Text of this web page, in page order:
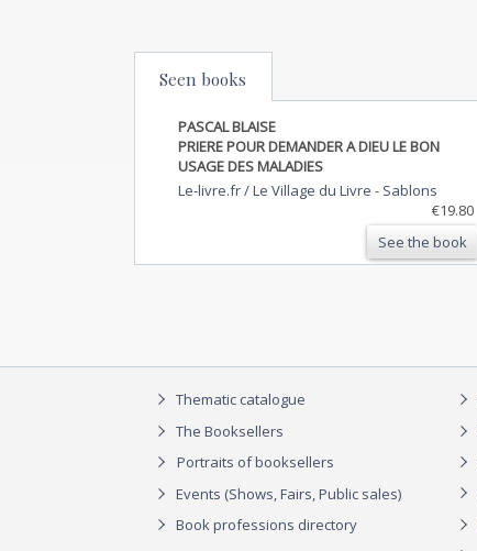
Seen books
PASCAL BLAISE
PRIERE POUR DEMANDER A DIEU LE BON
USAGE DES MALADIES
Le-livre.fr / Le Village du Livre - Sablons
€19.80
See the book
Thematic catalogue
The Booksellers
Portraits of booksellers
Events (Shows, Fairs, Public sales)
Book professions directory